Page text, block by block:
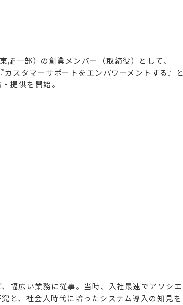
一部）の創業メンバー（取締役）として、
スタマーサポートをエンパワーメントする』と
提供を開始。
幅広い業務に従事。当時、入社最速でアソシエ
と、社会人時代に培ったシステム導入の知見を